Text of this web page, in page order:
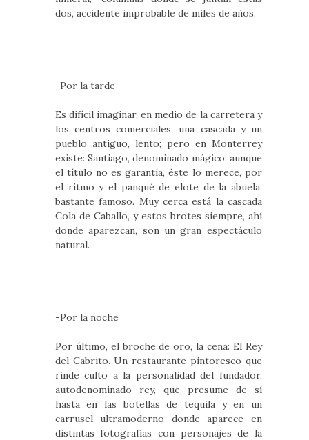
dos, accidente improbable de miles de años.
-Por la tarde
Es difícil imaginar, en medio de la carretera y
los centros comerciales, una cascada y un
pueblo antiguo, lento; pero en Monterrey
existe: Santiago, denominado mágico; aunque
el título no es garantía, éste lo merece, por
el ritmo y el panqué de elote de la abuela,
bastante famoso. Muy cerca está la cascada
Cola de Caballo, y estos brotes siempre, ahí
donde aparezcan, son un gran espectáculo
natural.
-Por la noche
Por último, el broche de oro, la cena: El Rey
del Cabrito. Un restaurante pintoresco que
rinde culto a la personalidad del fundador,
autodenominado rey, que presume de sí
hasta en las botellas de tequila y en un
carrusel ultramoderno donde aparece en
distintas fotografías con personajes de la